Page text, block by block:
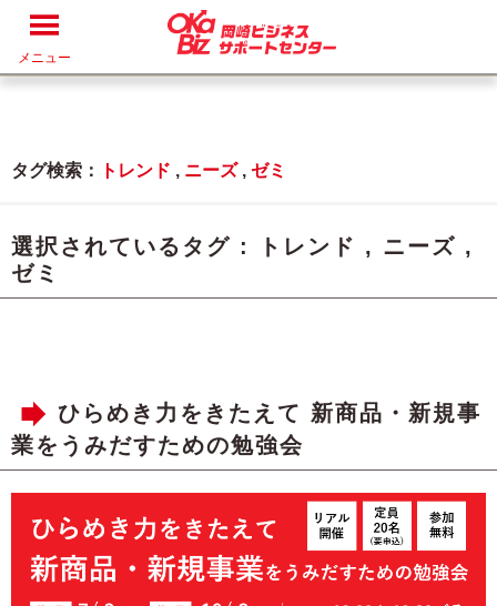
メニュー
タグ検索： トレンド , ニーズ, ゼミ
選択されているタグ : トレンド , ニーズ ,
ゼミ
ひらめき力をきたえて 新商品・新規事
業をうみだすための勉強会